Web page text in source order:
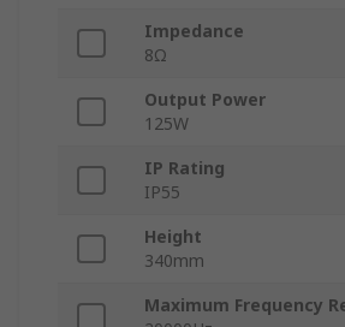
Impedance
8Ω
Output Power
125W
IP Rating
IP55
Height
340mm
Maximum Frequency